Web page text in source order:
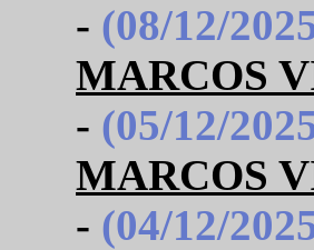
- (08/12/
MARCOS
- (05/12/
MARCOS
- (04/12/